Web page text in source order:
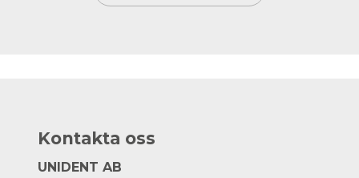
Kontakta oss
UNIDENT AB